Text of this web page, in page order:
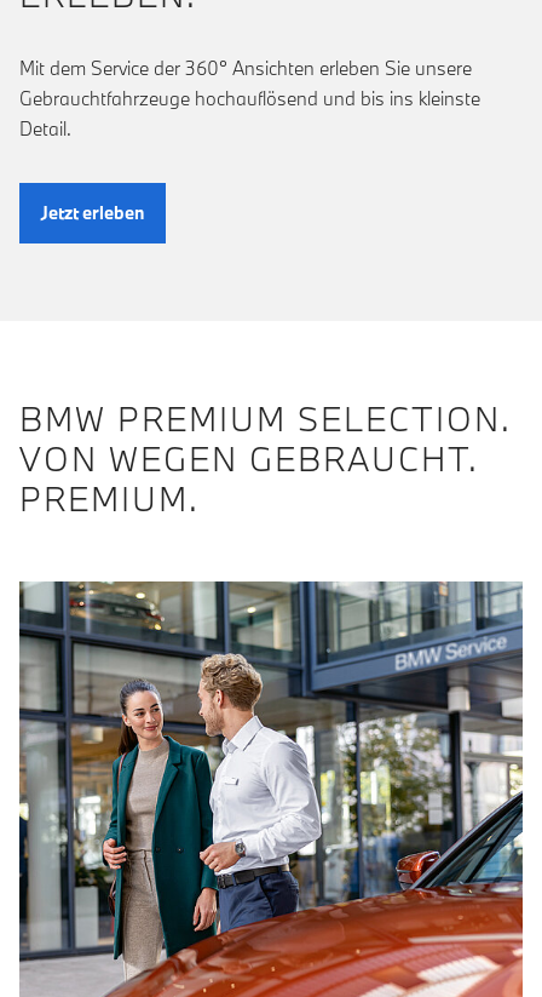
Mit dem Service der 360° Ansichten erleben Sie unsere
Gebrauchtfahrzeuge hochauflösend und bis ins kleinste
Detail.
Jetzt erleben
BMW PREMIUM SELECTION.
VON WEGEN GEBRAUCHT.
PREMIUM.